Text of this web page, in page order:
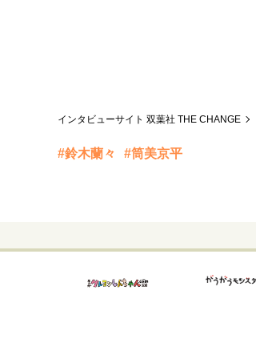
インタビューサイト 双葉社 THE CHANGE
#鈴木蘭々 #筒美京平